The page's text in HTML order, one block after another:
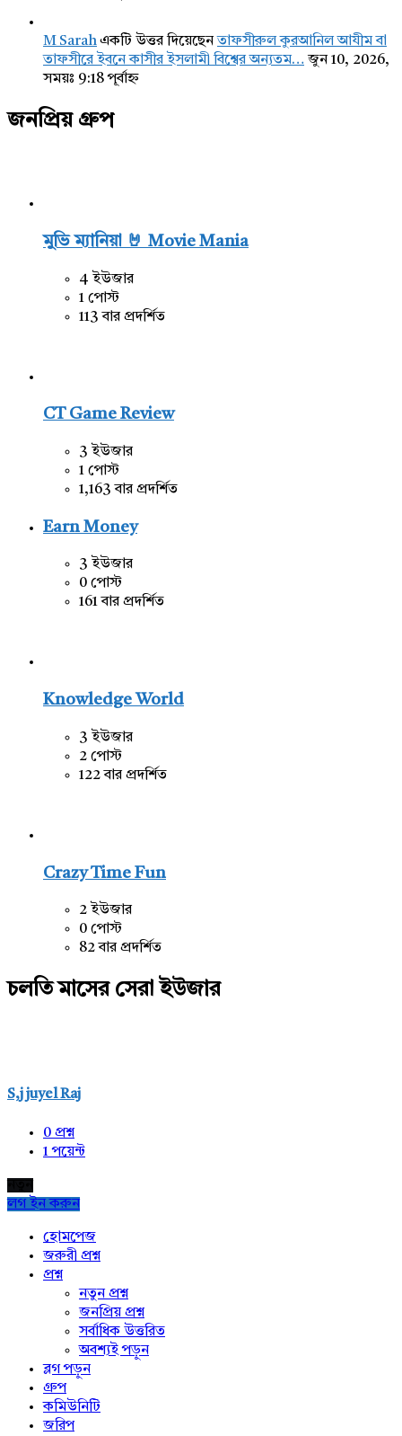
M Sarahএকটি উত্তর দিয়েছেনতাফসীরুল কুরআনিল আযীম বা
তাফসীরে ইবনে কাসীর ইসলামী বিশ্বের অন্যতম… জুন 10, 2026,
সময়ঃ 9:18 পূর্বাহ্ন
জনপ্রিয় গ্রুপ
মুভি ম্যানিয়া 🤘 Movie Mania
4 ইউজার
1 পোস্ট
113 বার প্রদর্শিত
CT Game Review
3 ইউজার
1 পোস্ট
1,163 বার প্রদর্শিত
Earn Money
3 ইউজার
0 পোস্ট
161 বার প্রদর্শিত
Knowledge World
3 ইউজার
2 পোস্ট
122 বার প্রদর্শিত
Crazy Time Fun
2 ইউজার
0 পোস্ট
82 বার প্রদর্শিত
চলতি মাসের সেরা ইউজার
S,j juyel Raj
0 প্রশ্ন
1পয়েন্ট
লগ ইন করুন
Exploreহোমপেজ
জরুরী প্রশ্ন
প্রশ্ন
নতুন প্রশ্ন
জনপ্রিয় প্রশ্ন
সর্বাধিক উত্তরিত
অবশ্যই পড়ুন
ব্লগ পড়ুন
গ্রুপ
কমিউনিটি
জরিপ